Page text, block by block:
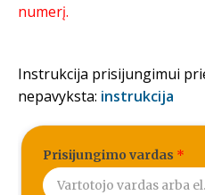
numerį.
Instrukcija prisijungimui
nepavyksta: instrukcija
Prisijungimo vardas *